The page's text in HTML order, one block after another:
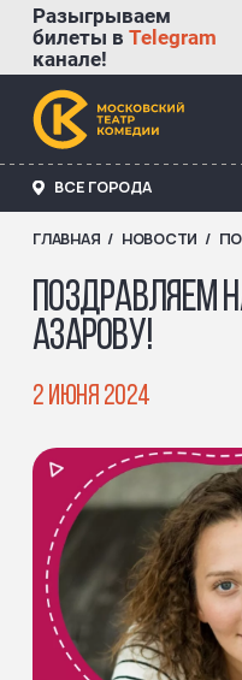
Разыгрываем
билеты в Telegram
канале!
ВСЕ ГОРОДА
СТРОКА
ГЛАВНАЯ НОВОСТИ
ПОЗДРАВЛЯЕМ
АЗАРОВУ!
2 ИЮНЯ 2024